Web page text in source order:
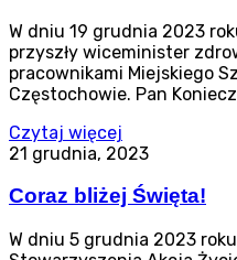
W dniu 19 grudnia 2023
przyszły wiceminister
pracownikami Miejskiego
Częstochowie. Pan
Czytaj więcej
21 grudnia, 2023
Coraz bliżej Święta!
W dniu 5 grudnia 2023